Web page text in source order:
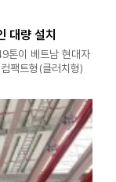
대량 설치
톤이 베트남 현대자
팩트형(클러치형)